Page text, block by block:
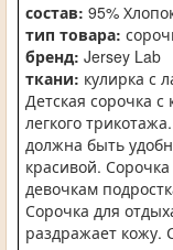
состав: 95%
тип товара:
бренд: Jersey Lab
ткани: кулирка с
Детская сорочка
легкого
должна быть
красивой.
девочкам
Сорочка для
раздражает кожу.